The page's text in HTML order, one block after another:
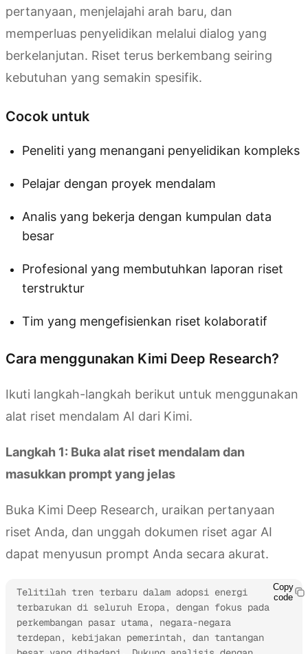
pertanyaan, menjelajahi arah baru, dan
memperluas penyelidikan melalui dialog yang
berkelanjutan. Riset terus berkembang seiring
kebutuhan yang semakin spesifik.
Cocok untuk
Peneliti yang menangani penyelidikan kompleks
Pelajar dengan proyek mendalam
Analis yang bekerja dengan kumpulan data
besar
Profesional yang membutuhkan laporan riset
terstruktur
Tim yang mengefisienkan riset kolaboratif
Cara menggunakan Kimi Deep Research?
Ikuti langkah-langkah berikut untuk menggunakan
alat riset mendalam AI dari Kimi.
Langkah 1: Buka alat riset mendalam dan
masukkan prompt yang jelas
Buka Kimi Deep Research, uraikan pertanyaan
riset Anda, dan unggah dokumen riset agar AI
dapat menyusun prompt Anda secara akurat.
Telitilah tren terbaru dalam adopsi energi
terbarukan di seluruh Eropa, dengan fokus pada
perkembangan pasar utama, negara-negara
terdepan, kebijakan pemerintah, dan tantangan
Copy
code